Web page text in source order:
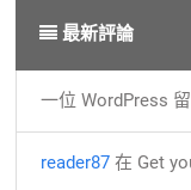
最新評論
一位 WordPress
reader87 在 Get